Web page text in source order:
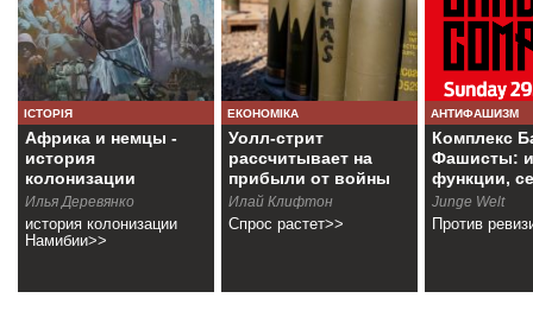
ІСТОРІЯ
Африка и немцы -
история
колонизации
Намибии
Илья Деревянко
история колонизации
Намибии>>
ЕКОНОМІКА
Уолл-стрит
рассчитывает на
прибыли от войны
Илай Клифтон
Спрос растет>>
АНТИФАШИЗМ
Комплекс
Фашисты:
функции,
Junge Welt
Против